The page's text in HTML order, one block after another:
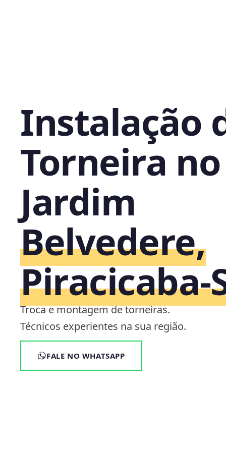
Instalação
Torneira no
Jardim
Belvedere,
Troca e montagem de torneiras.
Técnicos experientes na sua região.
FALE NO WHATSAPP